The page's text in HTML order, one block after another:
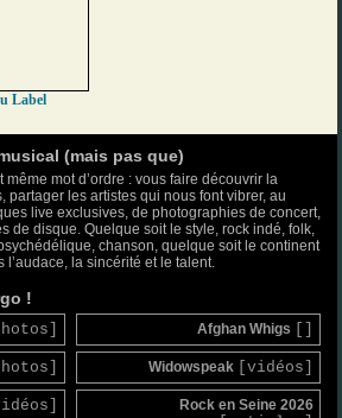
Label
(mais pas que)
même mot d’ordre : vous faire découvrir la
partager les artistes qui nous font vibrer, au
live exclusives, de photographies de concert,
de disque. Quelque soit le style, rock indé, folk,
chanson, quelque soit le continent
la sincérité et le talent.
!
Afghan Whigs
Widowspeak [vidéos]
Rock en Seine 2026